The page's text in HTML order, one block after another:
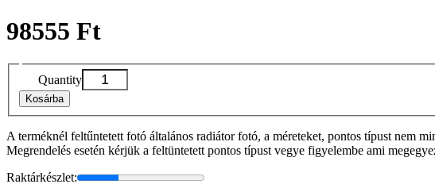
98555 Ft
Quantity
Kosárba
A terméknél feltűntetett fotó általános radiátor fotó, a méreteket, pontos típust nem
Megrendelés esetén kérjük a feltüntetett pontos típust vegye figyelembe ami
Raktárkészlet: